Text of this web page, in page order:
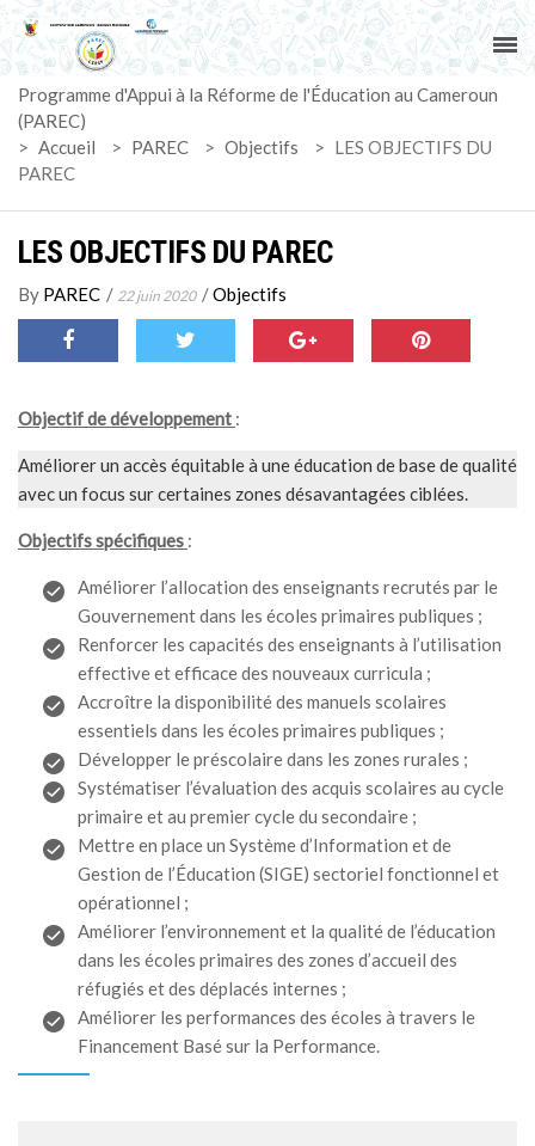
ACCUEIL
PAREC
ACTUALITÉS
ACTIVITÉS
DOCUMENTS
MARCHÉS
SUIVI-EVALUATION
MÉDIA
LANGUES
Programme d'Appui à la Réforme de l'Éducation au Cameroun
(PAREC)
> Accueil > PAREC > Objectifs > LES OBJECTIFS DU
PAREC
LES OBJECTIFS DU PAREC
By PAREC / 22 juin 2020 /Objectifs
Objectif de développement :
Améliorer un accès équitable à une éducation de base de qualité
avec un focus sur certaines zones désavantagées ciblées.
Objectifs spécifiques :
Améliorer l’allocation des enseignants recrutés par le
Gouvernement dans les écoles primaires publiques ;
Renforcer les capacités des enseignants à l’utilisation
effective et efficace des nouveaux curricula ;
Accroître la disponibilité des manuels scolaires
essentiels dans les écoles primaires publiques ;
Développer le préscolaire dans les zones rurales ;
Systématiser l’évaluation des acquis scolaires au cycle
primaire et au premier cycle du secondaire ;
Mettre en place un Système d’Information et de
Gestion de l’Éducation (SIGE) sectoriel fonctionnel et
opérationnel ;
Améliorer l’environnement et la qualité de l’éducation
dans les écoles primaires des zones d’accueil des
réfugiés et des déplacés internes ;
Améliorer les performances des écoles à travers le
Financement Basé sur la Performance.